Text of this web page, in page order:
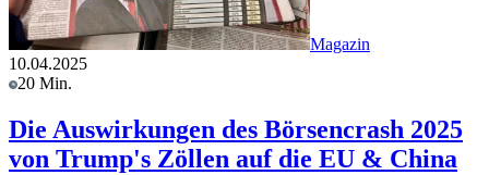
Magazin
10.04.2025
20 Min.
Die Auswirkungen des Börsencrash 2025
von Trump's Zöllen auf die EU & China